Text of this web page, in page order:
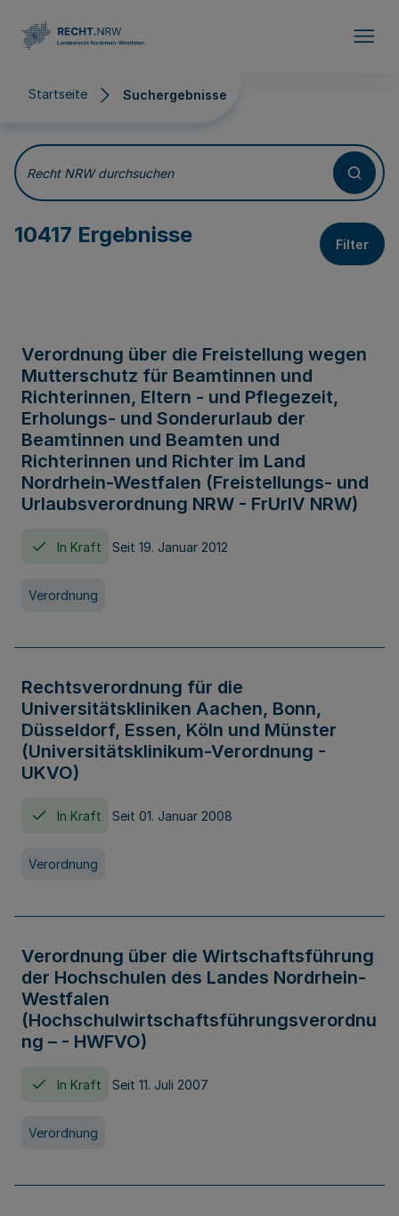
Startseite Suchergebnisse
Suchergebnisse
Recht NRW durchsuchen
10417 Ergebnisse Filter
Verordnung über die Freistellung wegen
Mutterschutz für Beamtinnen und
Richterinnen, Eltern - und Pflegezeit,
Erholungs- und Sonderurlaub der
Beamtinnen und Beamten und
Richterinnen und Richter im Land
Nordrhein-Westfalen (Freistellungs- und
Urlaubsverordnung NRW - FrUrlV NRW)
In Kraft Seit 19. Januar 2012
Verordnung
Rechtsverordnung für die
Universitätskliniken Aachen, Bonn,
Düsseldorf, Essen, Köln und Münster
(Universitätsklinikum-Verordnung -
UKVO)
In Kraft Seit 01. Januar 2008
Verordnung
Verordnung über die Wirtschaftsführung
der Hochschulen des Landes Nordrhein-
Westfalen
(Hochschulwirtschaftsführungsverordnu
ng – - HWFVO)
In Kraft Seit 11. Juli 2007
Verordnung